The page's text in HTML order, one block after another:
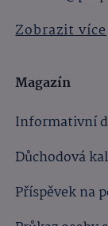
Zobrazit více
Magazín
Informativní
Důchodová
Příspěvek na